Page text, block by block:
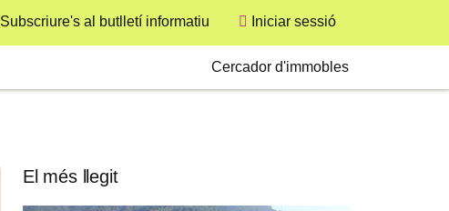
Subscriure's al butlletí informatiu Iniciar sessió
Cercador d'immobles
El més llegit